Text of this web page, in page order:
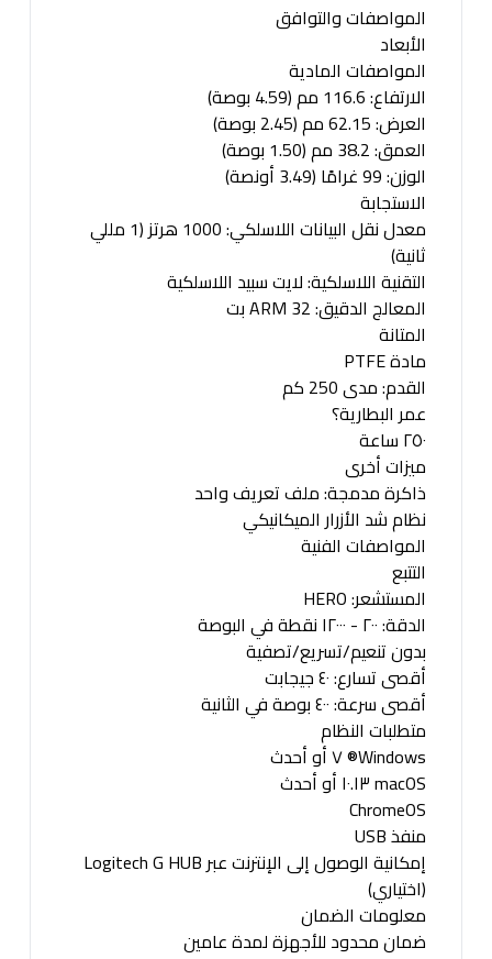
المواصفات والتوافق
الأبعاد
المواصفات المادية
الارتفاع: 116.6 مم (4.59 بوصة)
العرض: 62.15 مم (2.45 بوصة)
العمق: 38.2 مم (1.50 بوصة)
الوزن: 99 غرامًا (3.49 أونصة)
الاستجابة
معدل نقل البيانات اللاسلكي: 1000 هرتز (1 مللي
ثانية)
التقنية اللاسلكية: لايت سبيد اللاسلكية
المعالج الدقيق: ARM 32 بت
المتانة
مادة PTFE
القدم: مدى 250 كم
عمر البطارية؟
٢٥٠ ساعة
ميزات أخرى
ذاكرة مدمجة: ملف تعريف واحد
نظام شد الأزرار الميكانيكي
المواصفات الفنية
التتبع
المستشعر: HERO
الدقة: ٢٠٠ - ١٢٠٠٠ نقطة في البوصة
بدون تنعيم/تسريع/تصفية
أقصى تسارع: ٤٠ جيجابت
أقصى سرعة: ٤٠٠ بوصة في الثانية
متطلبات النظام
Windows® ٧ أو أحدث
macOS ١٠.١٣ أو أحدث
ChromeOS
منفذ USB
إمكانية الوصول إلى الإنترنت عبر Logitech G HUB
(اختياري)
معلومات الضمان
ضمان محدود للأجهزة لمدة عامين